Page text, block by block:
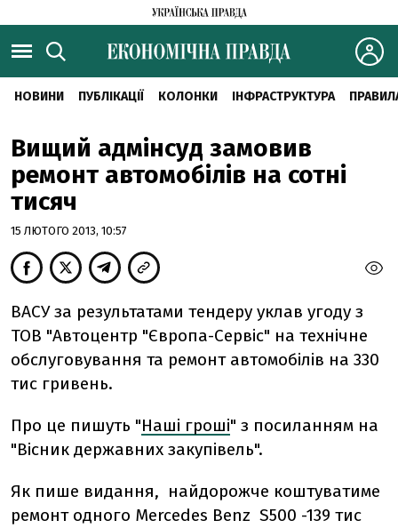
НОВИНИ ПУБЛІКАЦІЇ КОЛОНКИ ІНФРАСТРУКТУРА
Вищий адмінсуд замовив
ремонт автомобілів на сотні
тисяч
15 ЛЮТОГО 2013, 10:57
ВАСУ за результатами тендеру уклав угоду з
ТОВ "Автоцентр "Європа-Сервіс" на технічне
обслуговування та ремонт автомобілів на 330
тис гривень.
Про це пишуть "Наші гроші" з посиланням на
"Вісник державних закупівель".
Як пише видання, найдорожче коштуватиме
ремонт одного Mercedes Benz S500 -139 тис